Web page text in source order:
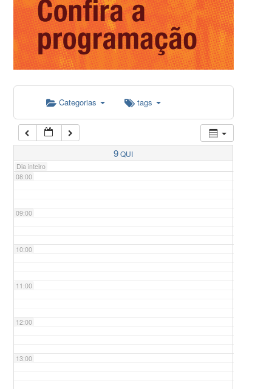
Categorias tags
9QUI
Dia inteiro
04:00
05:00
07:00
08:00
09:00
10:00
11:00
12:00
13:00